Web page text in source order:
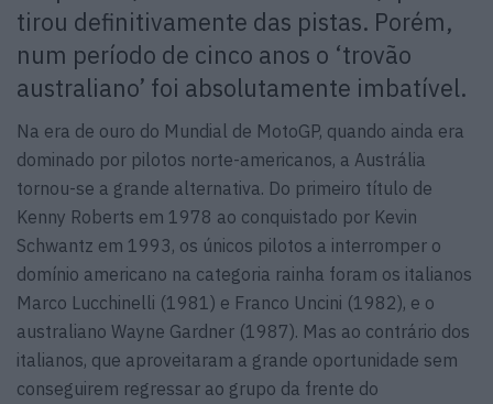
tirou definitivamente das pistas. Porém,
num período de cinco anos o ‘trovão
australiano’ foi absolutamente imbatível.
Na era de ouro do Mundial de MotoGP, quando ainda era
dominado por pilotos norte-americanos, a Austrália
tornou-se a grande alternativa. Do primeiro título de
Kenny Roberts em 1978 ao conquistado por Kevin
Schwantz em 1993, os únicos pilotos a interromper o
domínio americano na categoria rainha foram os italianos
Marco Lucchinelli (1981) e Franco Uncini (1982), e o
australiano Wayne Gardner (1987). Mas ao contrário dos
italianos, que aproveitaram a grande oportunidade sem
conseguirem regressar ao grupo da frente do